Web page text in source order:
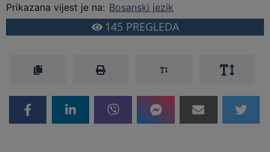
Prikazana vijest je na: Bosanski jezik
145 PREGLEDA